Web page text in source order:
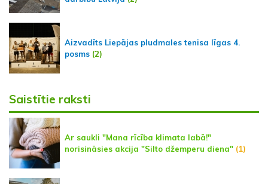
Aizvadīts Liepājas pludmales tenisa līgas 4.
posms (2)
Saistītie raksti
Ar saukli "Mana rīcība klimata labā!"
norisināsies akcija "Silto džemperu diena" (1)